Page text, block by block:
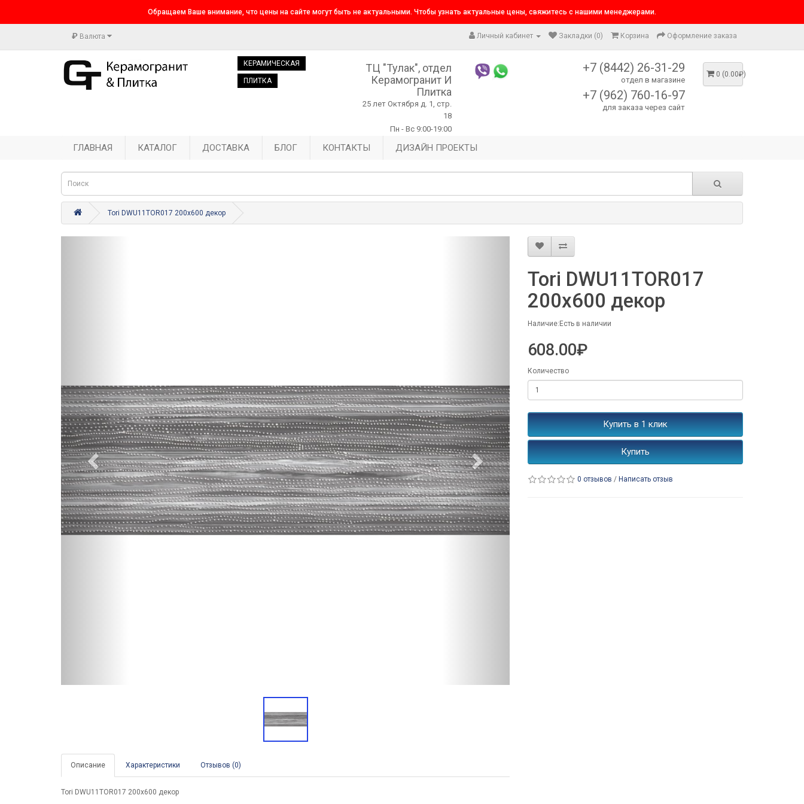
Обращаем Ваше внимание, что цены на сайте могут быть не актуальными. Чтобы узнать актуальные цены, свяжитесь с нашими менеджерами.
₽ Валюта Личный кабинет Закладки (0) Корзина Оформление заказа
КЕРАМИЧЕСКАЯ
ПЛИТКА
ТЦ "Тулак", отдел
Керамогранит И
Плитка
25 лет Октября д. 1, стр.
18
Пн - Вс 9:00-19:00
+7 (8442) 26-31-29
отдел в магазине
+7 (962) 760-16-97
для заказа через сайт
0 (0.00₽)
ГЛАВНАЯ КАТАЛОГ ДОСТАВКА БЛОГ КОНТАКТЫ ДИЗАЙН ПРОЕКТЫ
Tori DWU11TOR017 200x600 декор
Описание Характеристики Отзывов (0)
Tori DWU11TOR017 200x600 декор
Tori DWU11TOR017
200x600 декор
Наличие:Есть в наличии
608.00₽
Количество
Купить в 1 клик
Купить
0 отзывов / Написать отзыв